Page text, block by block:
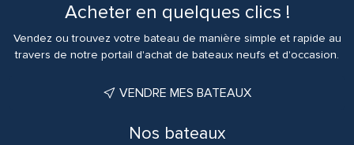
Acheter en quelques clics !
Vendez ou trouvez votre bateau de manière simple et rapide au
travers de notre portail d'achat de bateaux neufs et d'occasion.
VENDRE MES BATEAUX
Nos bateaux